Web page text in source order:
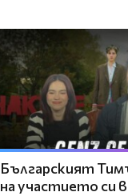
Българският
на участието си